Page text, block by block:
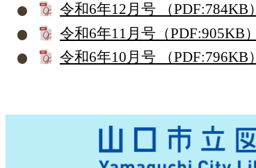
令和6年12月号
（PDF:784KB）
令和6年11月号（PDF:905KB）
令和6年10月号
（PDF:796KB）